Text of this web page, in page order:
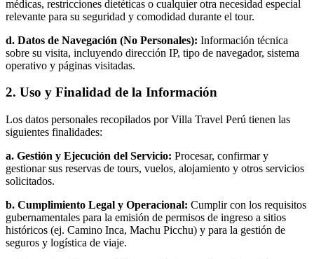
médicas, restricciones dietéticas o cualquier otra necesidad especial
relevante para su seguridad y comodidad durante el tour.
d. Datos de Navegación (No Personales): Información técnica
sobre su visita, incluyendo dirección IP, tipo de navegador, sistema
operativo y páginas visitadas.
2. Uso y Finalidad de la Información
Los datos personales recopilados por Villa Travel Perú tienen las
siguientes finalidades:
a. Gestión y Ejecución del Servicio: Procesar, confirmar y
gestionar sus reservas de tours, vuelos, alojamiento y otros servicios
solicitados.
b. Cumplimiento Legal y Operacional: Cumplir con los requisitos
gubernamentales para la emisión de permisos de ingreso a sitios
históricos (ej. Camino Inca, Machu Picchu) y para la gestión de
seguros y logística de viaje.